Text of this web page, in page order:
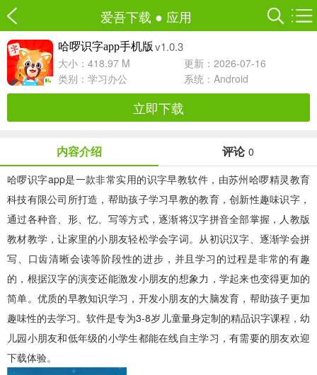
爱吾下载 ● 应用
哈啰识字app手机版 v1.0.3
大小：418.97 M
更新：2026-07-16
类别： 学习办公 系统：Android
立即下载
内容介绍 评论 0
哈啰识字app是一款非常实用的识字早教软件，由苏州哈啰精灵教育
科技有限公司所打造，帮助孩子学习早教的教育，创新性趣味识字，
通过各种音、形、忆、写等方式，逐渐将汉字拼音全部掌握，人教版
教材教学，让家里的小朋友轻松学会字词。从初识汉字、逐渐学会拼
写、口齿清晰会读等阶段性的进步，并且学习的过程是非常的有趣
的，根据汉字的演变还能激发小朋友的想象力，学起来也变得更加的
简单。优质的早教知识学习，开发小朋友的大脑发育，帮助孩子更加
趣味性的去学习。软件是专为3-8岁儿童量身定制的精品识字课程，幼
儿园小朋友和低年级的小学生都能在线自主学习，有需要的朋友欢迎
下载体验。